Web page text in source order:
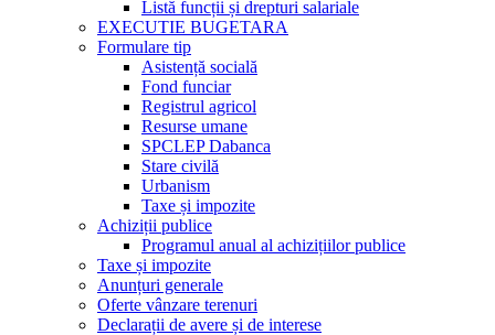
Listă funcții și drepturi salariale
EXECUTIE BUGETARA
Formulare tip
Asistență socială
Fond funciar
Registrul agricol
Resurse umane
SPCLEP Dabanca
Stare civilă
Urbanism
Taxe și impozite
Achiziții publice
Programul anual al achizițiilor publice
Taxe și impozite
Anunțuri generale
Oferte vânzare terenuri
Declarații de avere și de interese